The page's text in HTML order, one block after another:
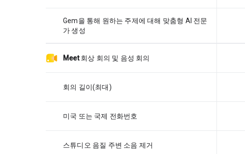
Gem을 통해 원하는 주제에 대해 맞춤형 AI 전문
가 생성
Meet 회상 회의 및 음성 회의
회의 길이(최대)
미국 또는 국제 전화번호
스튜디오 음질 주변 소음 제거